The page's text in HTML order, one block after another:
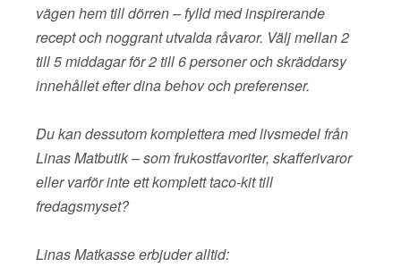
vägen hem till dörren – fylld med inspirerande
recept och noggrant utvalda råvaror. Välj mellan 2
till 5 middagar för 2 till 6 personer och skräddarsy
innehållet efter dina behov och preferenser.
Du kan dessutom komplettera med livsmedel från
Linas Matbutik – som frukostfavoriter, skafferivaror
eller varför inte ett komplett taco-kit till
fredagsmyset?
Linas Matkasse erbjuder alltid: